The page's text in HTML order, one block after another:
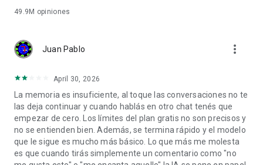
49.9M opiniones
Juan Pablo more_vert
April 30, 2026
La memoria es insuficiente, al toque las conversaciones no te
las deja continuar y cuando hablás en otro chat tenés que
empezar de cero. Los límites del plan gratis no son precisos y
no se entienden bien. Además, se termina rápido y el modelo
que le sigue es mucho más básico. Lo que más me molesta
es que cuando tirás simplemente un comentario como "no